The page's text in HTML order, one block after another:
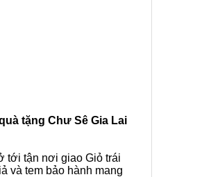
tặng Chư Sê Gia Lai
tới tận nơi giao Giỏ trái
và tem bảo hành mang